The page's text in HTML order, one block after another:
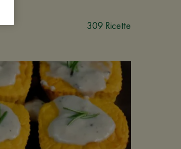
309 Ricette